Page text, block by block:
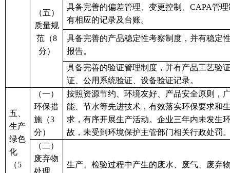
（五）
质量规
范（8
分）
具备完善的偏差管理、变更控制、CAPA管
有相应的记录及台账。
具备完善的产品稳定性考察制度，并有稳定
报告。
具备完善的验证管理制度，并有产品工艺验
证、公用系统验证、设备验证记录。
五、
生产
绿色
化
（5
（一）
环保措
施（3
分）
按照资源节约、环境友好、产品安全原则，
能、节水等先进技术，有效落实环保要求和
求 ，有序开展生产活动。企业三年内未发生
故，未受到环境保护主管部门相关行政处罚
（ 二 ）
废弃物
处理
生产、检验过程中产生的废水、废气、废弃